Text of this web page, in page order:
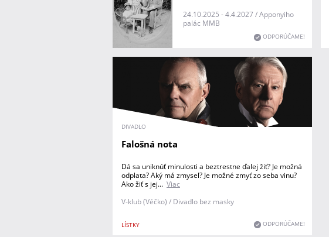
24.10.2025 - 4.4.2027 / Apponyiho
palác MMB
ODPORÚČAME!
DIVADLO
Falošná nota
LÍSTKY
Dá sa uniknúť minulosti a beztrestne ďalej žiť? Je možná
odplata? Aký má zmysel? Je možné zmyť zo seba vinu?
Ako žiť s jej... Viac
V-klub (Véčko) / Divadlo bez masky
ODPORÚČAME!